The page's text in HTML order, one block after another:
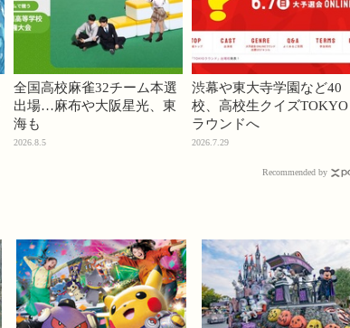
全国高校麻雀32チーム本選
出場…麻布や大阪星光、東
海も
2026.8.5
渋幕や東大寺学園など40
校、高校生クイズTOKYO
ラウンドへ
2026.7.29
Recommended by